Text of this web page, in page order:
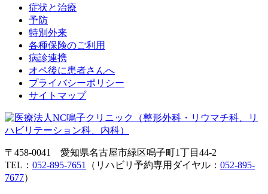
症状と治療
予防
特別外来
各種保険のご利用
病診連携
オペ後に患者さんへ
プライバシーポリシー
サイトマップ
〒458-0041 愛知県名古屋市緑区鳴子町1丁目44-2
TEL： 052-895-7651 （リハビリ予約専用ダイヤル： 052-895-
7677）